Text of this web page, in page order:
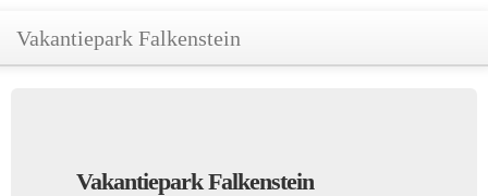
Vakantiepark Falkenstein
Vakantiepark Falkenstein